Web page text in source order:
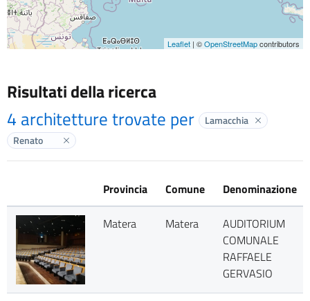
Leaflet | ©OpenStreetMapcontributors
Risultati della ricerca
4 architetture trovate per Lamacchia Elimina
Renato Elimina label
Provincia Comune Denominazione
Matera Matera
AUDITORIUM
COMUNALE
RAFFAELE
GERVASIO